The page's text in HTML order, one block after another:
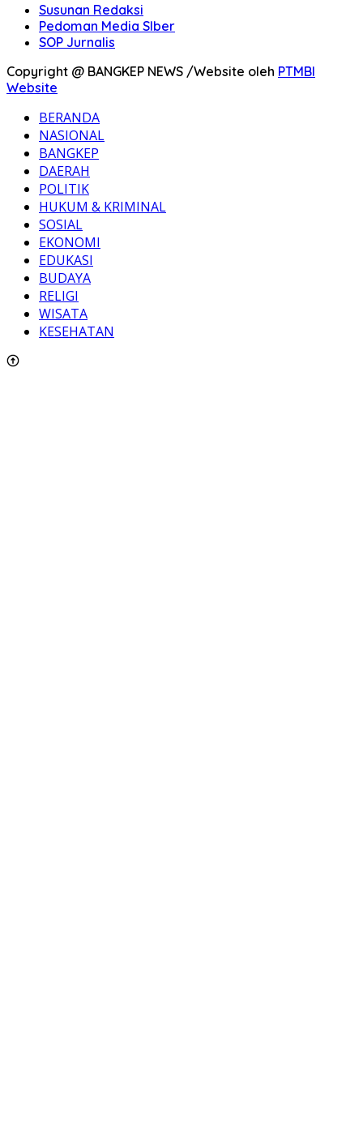
Susunan Redaksi
Pedoman Media SIber
SOP Jurnalis
Copyright @ BANGKEP NEWS /Website oleh PTMBI
Website
BERANDA
NASIONAL
BANGKEP
DAERAH
POLITIK
HUKUM & KRIMINAL
SOSIAL
EKONOMI
EDUKASI
BUDAYA
RELIGI
WISATA
KESEHATAN